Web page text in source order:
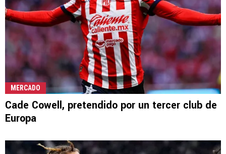
MERCADO
Cade Cowell, pretendido por un tercer club de
Europa